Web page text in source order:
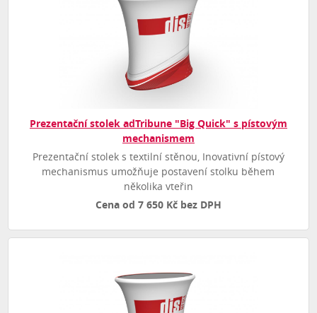
Prezentační stolek adTribune "Big Quick" s pístovým
mechanismem
Prezentační stolek s textilní stěnou, Inovativní pístový
mechanismus umožňuje postavení stolku během
několika vteřin
Cena od 7 650 Kč bez DPH